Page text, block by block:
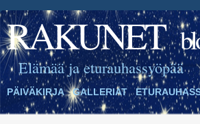
RAKUNET
Elämää ja eturauhassyöpää
PÄIVÄKIRJA GALLERIAT